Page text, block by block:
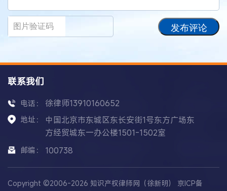
发布评论
联系我们
电话： 徐律师13910160652
地址：
中国北京市东城区东长安街1号东方广场东
方经贸城东一办公楼1501-1502室
邮编： 100738
Copyright ©2006-2026 知识产权律师网（徐新明） 京ICP备